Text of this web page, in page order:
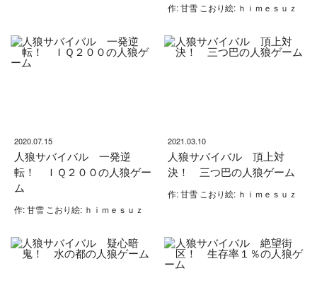
作: 甘雪 こおり絵: ｈｉｍｅｓｕｚ
2020.07.15
人狼サバイバル 一発逆
転！ ＩＱ２００の人狼ゲー
ム
作: 甘雪 こおり絵: ｈｉｍｅｓｕｚ
2021.03.10
人狼サバイバル 頂上対
決！ 三つ巴の人狼ゲーム
作: 甘雪 こおり絵: ｈｉｍｅｓｕｚ